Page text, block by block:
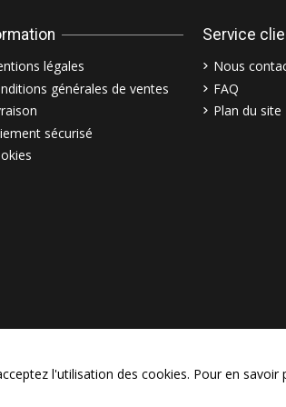
légales
générales de ventes
sécurisé
Service
Nous
FAQ
Plan du site
© Copyright 2003–2026
l'utilisation des cookies. Pour en savoir